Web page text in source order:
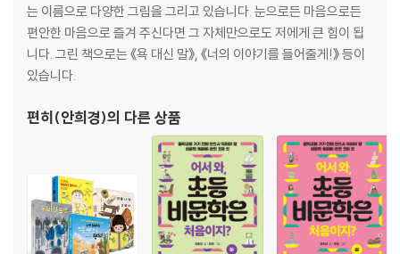
는 이름으로 다양한 그림을 그리고 있습니다. 눈으로든 마음으로든
편안한 마음으로 즐겨 주신다면 그 자체만으로도 저에게 큰 힘이 됩
니다. 그린 책으로는 《욕 대신 말》, 《너의 이야기를 들어줄게!》 등이
있습니다.
편히(안희경)의 다른 상품